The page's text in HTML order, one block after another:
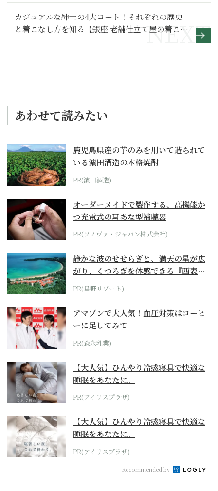
カジュアルな紳士の4大コート！それぞれの歴史
と着こなし方を知る【銀座 老舗仕立て屋の着こな
し講座14】
あわせて読みたい
鹿児島県産の芋のみを用いて造られて
いる濵田酒造の本格焼酎
PR(濵田酒造)
オーダーメイドで製作する、高機能か
つ充電式の耳あな型補聴器
PR(ソノヴァ・ジャパン株式会社)
静かな波のせせらぎと、満天の星が広
がり、くつろぎを体感できる『西表島
ホテル by...
PR(星野リゾート)
アマゾンで大人気！血圧対策はコーヒ
ーに足してみて
PR(森永乳業)
【大人気】ひんやり冷感寝具で快適な
睡眠をあなたに。
PR(アイリスプラザ)
【大人気】ひんやり冷感寝具で快適な
睡眠をあなたに。
PR(アイリスプラザ)
Recommended by